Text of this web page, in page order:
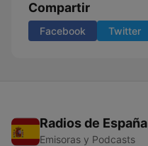
Compartir
Facebook Twitter
Radios de España
Emisoras y Podcasts